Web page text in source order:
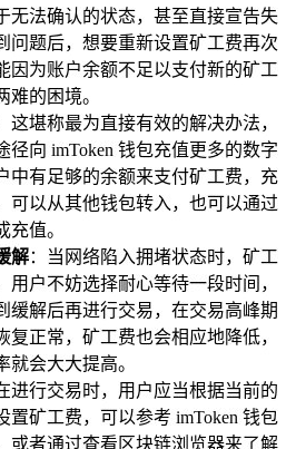
无法确认的状态，甚至直接宣告失
问题后，想要重新设置矿工费再次
因为账户余额不足以支付新的矿工
难的困境。
这堪称最为直接有效的解决办法，
径向 imToken 钱包充值更多的数字
中有足够的余额来支付矿工费，充
可以从其他钱包转入，也可以通过
充值。
解：当网络陷入拥堵状态时，矿工
用户不妨选择耐心等待一段时间，
缓解后再进行交易，在交易高峰期
复正常，矿工费也会相应地降低，
就会大大提高。
进行交易时，用户应当根据当前的
置矿工费，可以参考 imToken 钱包
或者通过查看区块链浏览器来了解